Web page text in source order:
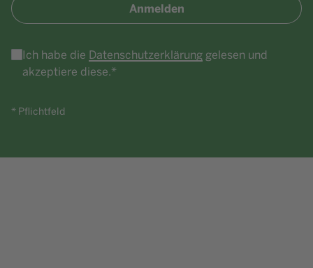
Anmelden
Ich habe die Datenschutzerklärung gelesen und
akzeptiere diese.*
* Pflichtfeld